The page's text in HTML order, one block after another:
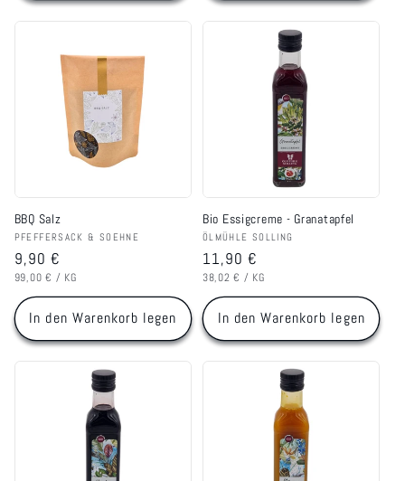
BBQ Salz
Anbieter:
PFEFFERSACK & SOEHNE
Normaler
Preis
9,90 €
GRUNDPREIS
99,00 € / PRO
KG
In den Warenkorb legen
Bio Essigcreme - Granatapfel
Anbieter:
ÖLMÜHLE SOLLING
Normaler
Preis
11,90 €
GRUNDPREIS
38,02 € / PRO
KG
In den Warenkorb legen